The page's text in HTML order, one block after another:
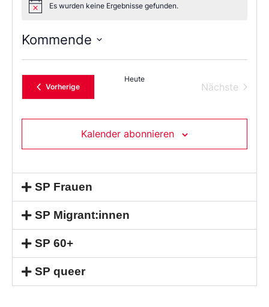
NoticeEs wurden keine Ergebnisse gefunden.
Kommende
Sie
das
Datum
aus.
VorherigeVeranstaltungen
Heute
Nächste
Kalender abonnieren
SP Frauen
SP Migrant:innen
SP 60+
SP queer